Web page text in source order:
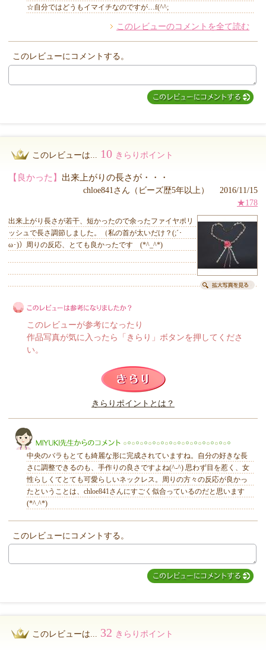
他のお客様からのコメント
☆自分ではどうもイマイチなのですが…f(^^;
このレビューのコメントを全て読む
このレビューにコメントする。
このレビューは... 10 きらりポイント
【良かった】 出来上がりの長さが・・・
chloe841さん（ビーズ歴5年以上） 2016/11/15
★178
出来上がり長さが若干、短かったので余ったファイヤポリ
ッシュで長さ調節しました。（私の首が太いだけ？(;´･
ω･)）周りの反応、とても良かったです (*^_^*)
このレビューは参考になりましたか？
このレビューが参考になったり
作品写真が気に入ったら「きらり」ボタンを押してくださ
い。
きらり
きらりポイントとは？
中央のバラもとても綺麗な形に完成されていますね。自分の好きな長
さに調整できるのも、手作りの良さですよね(^-^) 思わず目を惹く、女
性らしくてとても可愛らしいネックレス。周りの方々の反応が良かっ
たということは、chloe841さんにすごく似合っているのだと思います
(*^.^*)
このレビューにコメントする。
このレビューは... 32 きらりポイント